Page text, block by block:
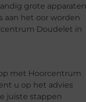
grote apparaten
aan het oor worden
Doudelet in
met Hoorcentrum
u op het advies
juiste stappen